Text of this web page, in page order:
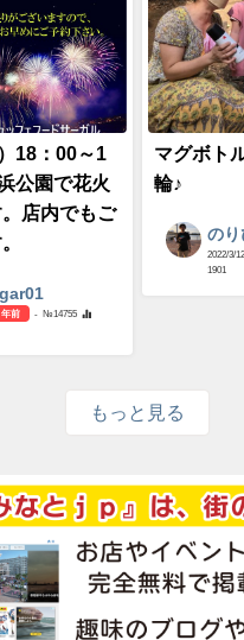
18：00～1
公園で花火
店内でもご
年前
- №14755
マグボト
輪♪
のり
2022/3/12
1901
もっと見る